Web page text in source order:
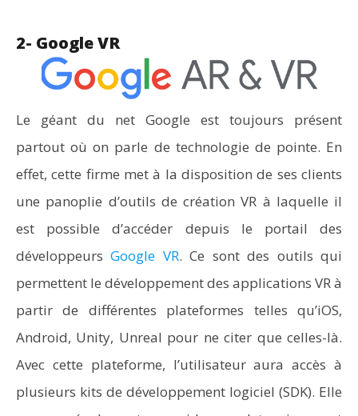
2- Google VR
Le géant du net Google est toujours présent
partout où on parle de technologie de pointe. En
effet, cette firme met à la disposition de ses clients
une panoplie d’outils de création VR à laquelle il
est possible d’accéder depuis le portail des
développeursGoogle VR. Ce sont des outils qui
permettent le développement des applications VR à
partir de différentes plateformes telles qu’iOS,
Android, Unity, Unreal pour ne citer que celles-là.
Avec cette plateforme, l’utilisateur aura accès à
plusieurs kits de développement logiciel (SDK). Elle